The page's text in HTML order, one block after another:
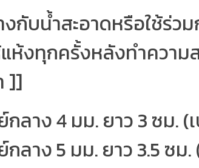
กับน้ำสะอาดหรือใช้ร่ว
ห้งทุกครั้งหลังทำความ
]]
ลาง 4 มม. ยาว 3 ซม. (
ลาง 5 มม. ยาว 3.5 ซม.